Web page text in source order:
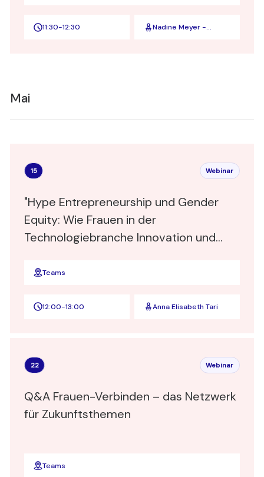
11:30-12:30
Nadine Meyer -
Mai
15 Webinar
"Hype Entrepreneurship und Gender
Equity: Wie Frauen in der
Technologiebranche Innovation und
Teams
12:00-13:00 Anna Elisabeth Tari
22 Webinar
Q&A Frauen-Verbinden – das Netzwerk
für Zukunftsthemen
Teams